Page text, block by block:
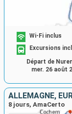
Wi-Fi inclus
Excursions
Départ de
mer. 26 août
ALLEMAGNE,
8 jours, AmaCerto